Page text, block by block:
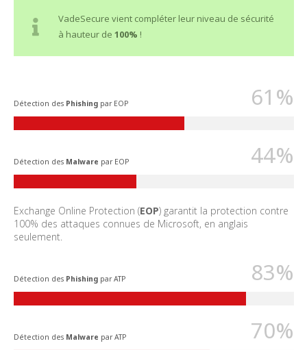
VadeSecure vient compléter leur niveau de sécurité
à hauteur de 100% !
Détection des Phishingpar EOP 61%
Détection des Malware par EOP 44%
Exchange Online Protection (EOP) garantit la protection contre
100% des attaques connues de Microsoft, en anglais
seulement.
Détection des Phishingpar ATP 83%
Détection des Malware par ATP 70%